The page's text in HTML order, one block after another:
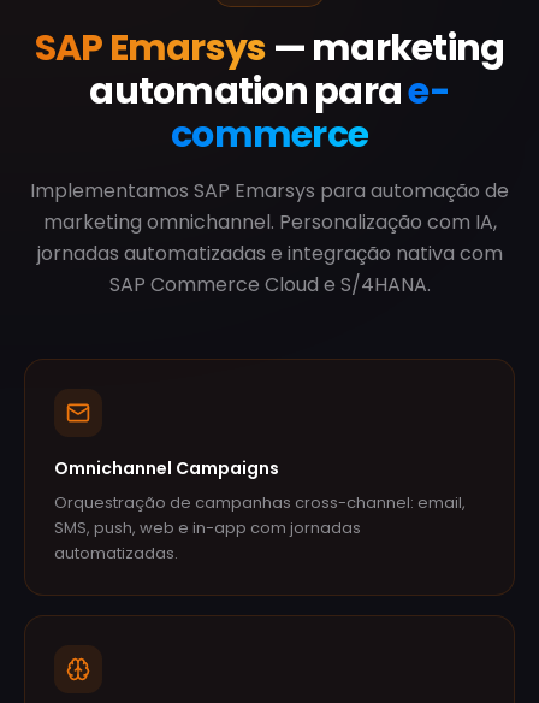
SAP Emarsys— marketing
automation parae-
commerce
Implementamos SAP Emarsys para automação de
marketing omnichannel. Personalização com IA,
jornadas automatizadas e integração nativa com
SAP Commerce Cloud e S/4HANA.
Omnichannel Campaigns
Orquestração de campanhas cross-channel: email,
SMS, push, web e in-app com jornadas
automatizadas.